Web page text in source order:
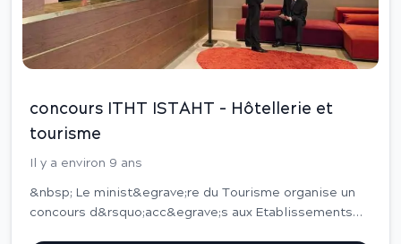
concours ITHT ISTAHT - Hôtellerie et
tourisme
Il y a environ 9 ans
&nbsp; Le minist&egrave;re du Tourisme organise un
concours d&rsquo;acc&egrave;s aux Etablissements